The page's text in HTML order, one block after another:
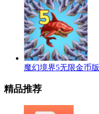
魔幻境界5无限金币版
精品推荐